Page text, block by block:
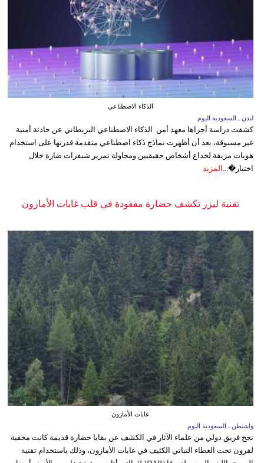
الذكاء الاصطناعي
لندن ـ السعودية اليوم
كشفت دراسة أجراها معهد أمن الذكاء الاصطناعي البريطاني عن حادثة أمنية
غير مسبوقة، بعد أن أظهرت نماذج ذكاء اصطناعي متقدمة قدرتها على استخدام
هويات مزيفة لخداع أشخاص حقيقيين ومحاولة تمرير شيفرات ضارة خلال
اختبار�... المزيد
تقنية ليزر تكشف حضارة مفقودة في قلب غابات الأمازون
غابات الأمازون
واشنطن ـ السعودية اليوم
نجح فريق دولي من علماء الآثار في الكشف عن بقايا حضارة قديمة كانت مخفية
لقرون تحت الغطاء النباتي الكثيف في غابات الأمازون، وذلك باستخدام تقنية